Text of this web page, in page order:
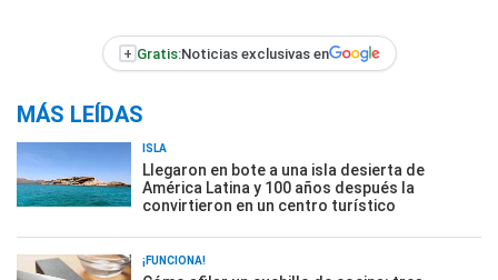
+ Gratis:Noticias exclusivas en
MÁS LEÍDAS
ISLA
Llegaron en bote a una isla desierta de
América Latina y 100 años después la
convirtieron en un centro turístico
¡FUNCIONA!